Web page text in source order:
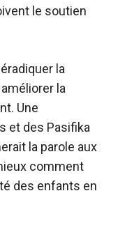
le soutien
la
la
Une
et des Pasifika
la parole aux
comment
des enfants en